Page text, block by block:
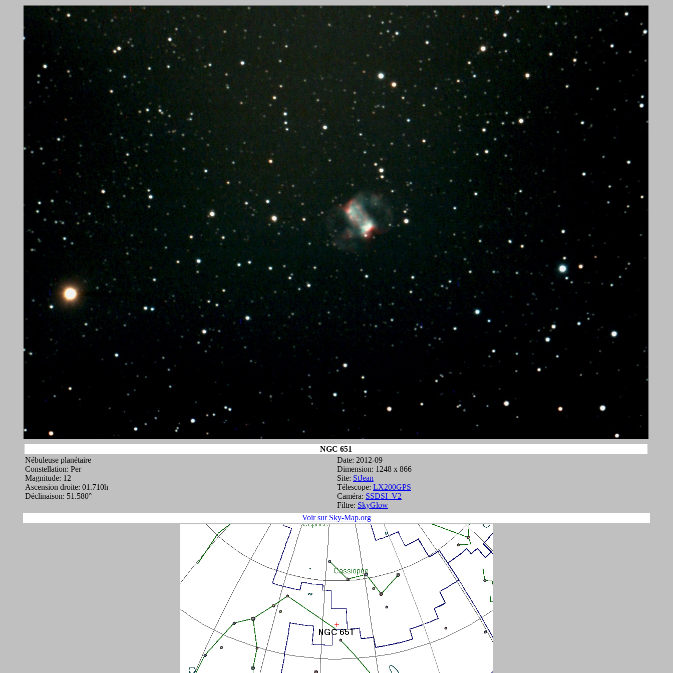
NGC 651
Nébuleuse planétaire
Constellation: Per
Magnitude: 12
Ascension droite: 01.710h
Déclinaison: 51.580°
Date: 2012-09
Dimension: 1248 x 866
Site: StJean
Télescope: LX200GPS
Caméra: SSDSI_V2
Filtre: SkyGlow
Voir sur Sky-Map.org